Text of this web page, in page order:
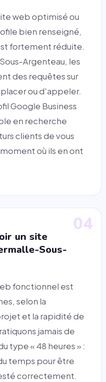
web optimisé ou
bien renseigné,
fortement réduite.
Argenteau, les
des requêtes sur
ou d'appeler.
Google Business
en recherche
clients de vous
où ils en ont
04
un site
Sous-
fonctionnel est
selon la
et la rapidité de
jamais de
type « 48 heures » :
temps pour être
correctement.